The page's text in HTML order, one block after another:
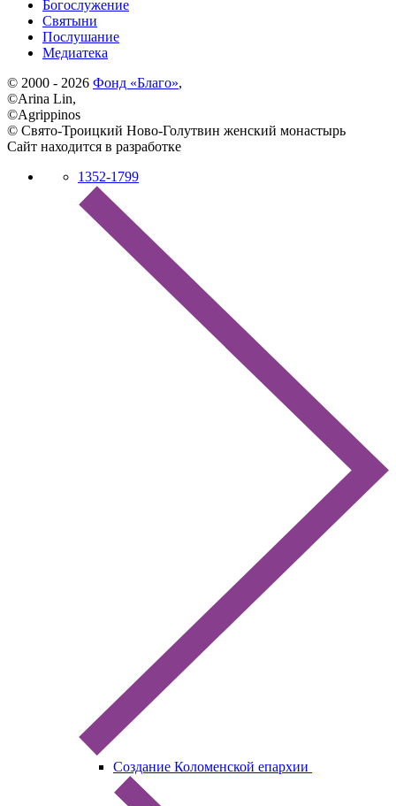
Богослужение
Святыни
Послушание
Медиатека
© 2000 - 2026 Фонд «Благо»,
©Arina Lin,
©Agrippinos
© Свято-Троицкий Ново-Голутвин женский монастырь
Сайт находится в разработке
1352-1799
Создание Коломенской епархии